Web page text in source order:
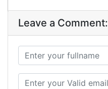
Leave a Comment: